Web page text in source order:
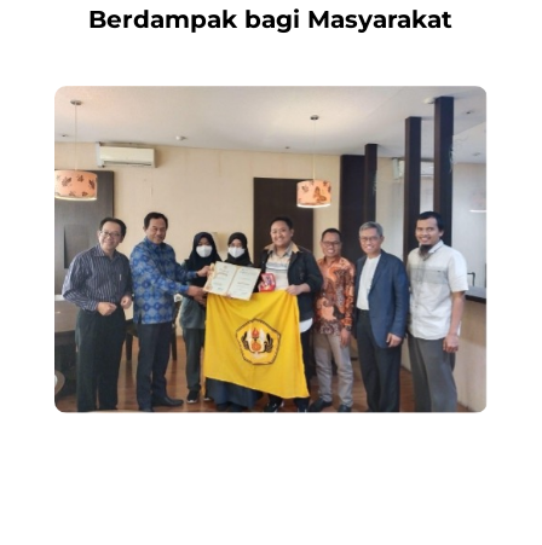
Berdampak bagi Masyarakat